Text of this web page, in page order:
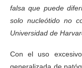
falsa que puede
solo nucleótido no
Universidad de
Con el uso
generalizada de